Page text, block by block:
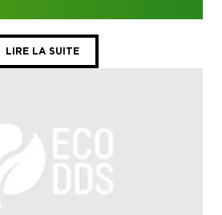
LIRE LA SUITE